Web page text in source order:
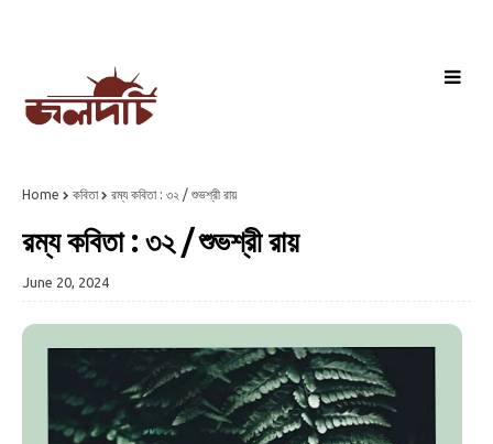
Home কবিতা রম্য কবিতা : ৩২ / শুভশ্রী রায়
রম্য কবিতা : ৩২ / শুভশ্রী রায়
June 20, 2024